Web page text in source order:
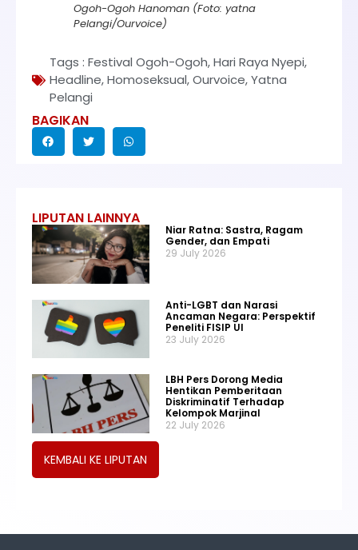
Ogoh-Ogoh Hanoman (Foto: yatna
Pelangi/Ourvoice)
Tags : Festival Ogoh-Ogoh,Hari Raya Nyepi,
Headline,Homoseksual,Ourvoice,Yatna
Pelangi
BAGIKAN
LIPUTAN LAINNYA
Niar Ratna: Sastra, Ragam
Gender, dan Empati
29 July 2026
Anti-LGBT dan Narasi
Ancaman Negara: Perspektif
Peneliti FISIP UI
23 July 2026
LBH Pers Dorong Media
Hentikan Pemberitaan
Diskriminatif Terhadap
Kelompok Marjinal
22 July 2026
KEMBALI KE LIPUTAN